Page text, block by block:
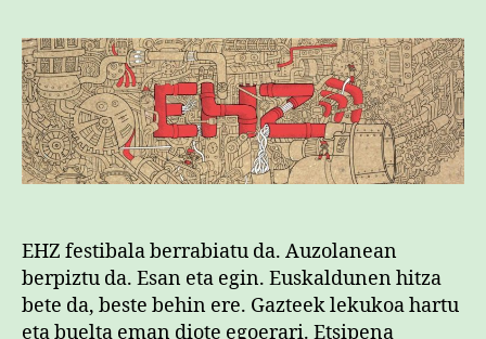
EHZ festibala berrabiatu da. Auzolanean
berpiztu da. Esan eta egin. Euskaldunen hitza
bete da, beste behin ere. Gazteek lekukoa hartu
eta buelta eman diote egoerari. Etsipena